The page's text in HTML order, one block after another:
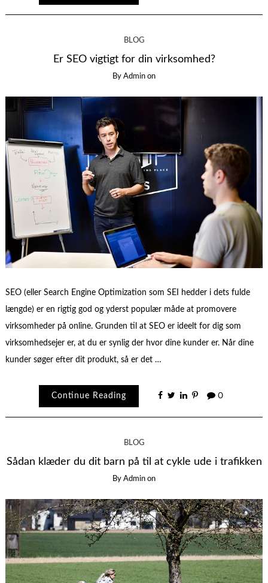
BLOG
Er SEO vigtigt for din virksomhed?
By Admin on
SEO (eller Search Engine Optimization som SEI hedder i dets fulde
længde) er en rigtig god og yderst populær måde at promovere
virksomheder på online. Grunden til at SEO er ideelt for dig som
virksomhedsejer er, at du er synlig der hvor dine kunder er. Når dine
kunder søger efter dit produkt, så er det …
Continue Reading 0
BLOG
Sådan klæder du dit barn på til at cykle ude i trafikken
By Admin on